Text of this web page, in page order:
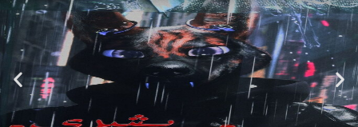
Ciné-atelier du mois de mai
BOUCHRA
mer 05/08
21h00